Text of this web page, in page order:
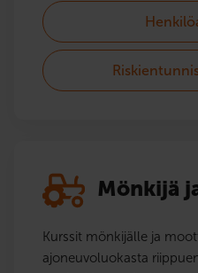
Mönkijä
Kurssit mönkijälle ja
ajoneuvoluokasta